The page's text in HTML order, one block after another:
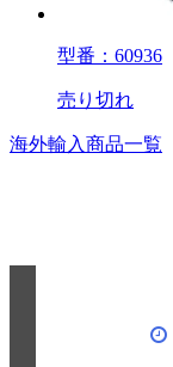
型番：60936
売り切れ
海外輸入商品一覧